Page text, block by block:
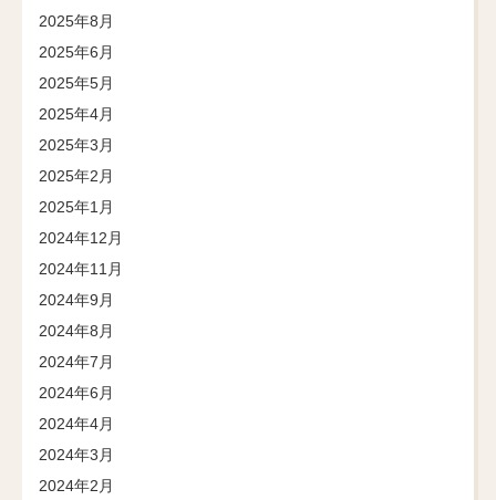
2025年8月
2025年6月
2025年5月
2025年4月
2025年3月
2025年2月
2025年1月
2024年12月
2024年11月
2024年9月
2024年8月
2024年7月
2024年6月
2024年4月
2024年3月
2024年2月